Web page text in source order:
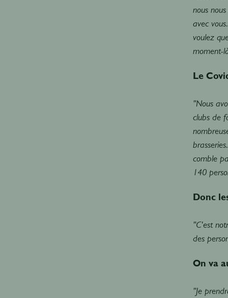
nous
avec
voulez
moment-
Le
"Nous
clubs de
comble
140
Donc
"C'est
des
On va
"Je